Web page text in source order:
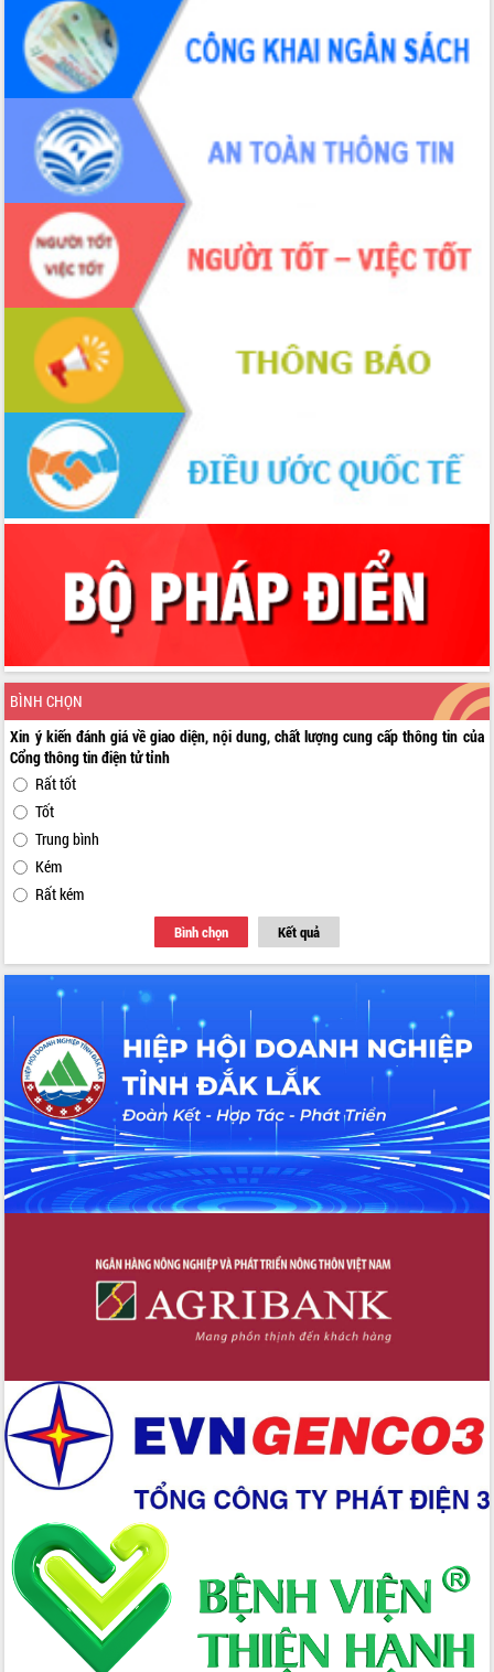
BÌNH CHỌN
Xin ý kiến đánh giá về giao diện, nội dung, chất lượng cung cấp thông tin của
Cổng thông tin điện tử tỉnh
Rất tốt
Tốt
Trung bình
Kém
Rất kém
Bình chọn Kết quả